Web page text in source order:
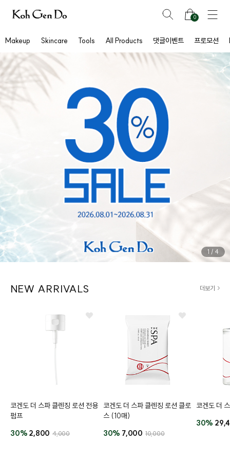
0
Makeup Skincare Tools All Products 댓글이벤트 프로모션
1 / 4
NEW ARRIVALS 더보기
코겐도 더 스파 클렌징 로션 전용
펌프
30% 2,800 4,000
코겐도 더 스파 클렌징 로션 클로
스 (10매)
30% 7,000 10,000
코겐도 더
30%